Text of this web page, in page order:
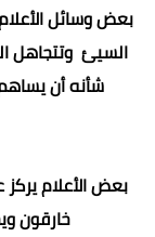
بعض وسائل
السيئ وتتجاهل
شأنه أن
بعض الأعلام
خارقون